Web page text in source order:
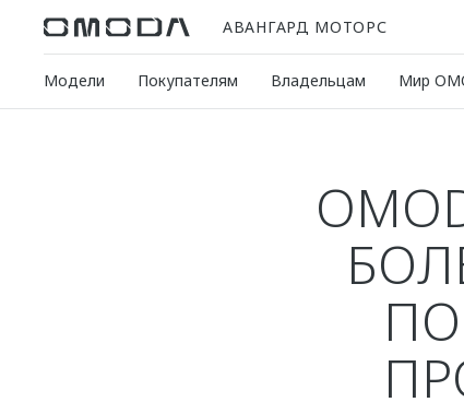
АВАНГАРД МОТОРС
Модели Покупателям Владельцам Мир